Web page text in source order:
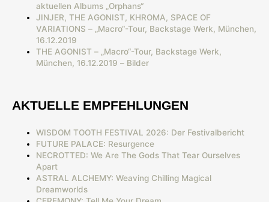
aktuellen Albums „Orphans“
JINJER, THE AGONIST, KHROMA, SPACE OF
VARIATIONS – „Macro“-Tour, Backstage Werk, München,
16.12.2019
THE AGONIST – „Macro“-Tour, Backstage Werk,
München, 16.12.2019 – Bilder
AKTUELLE EMPFEHLUNGEN
WISDOM TOOTH FESTIVAL 2026: Der Festivalbericht
FUTURE PALACE: Resurgence
NECROTTED: We Are The Gods That Tear Ourselves
Apart
ASTRAL ALCHEMY: Weaving Chilling Magical
Dreamworlds